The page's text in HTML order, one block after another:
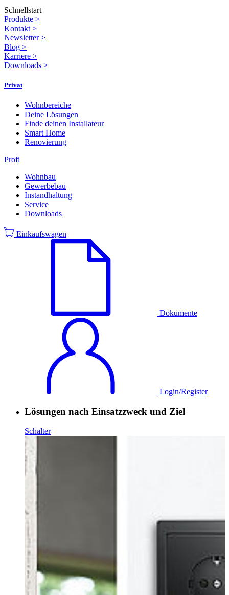
Schnellstart
Produkte >
Kontakt >
Newsletter>
Blog >
Karriere >
Downloads >
Privat
Wohnbereiche
Deine Lösungen
Finde deinen Installateur
Smart Home
Renovierung
Profi
Wohnbau
Gewerbebau
Instandhaltung
Service
Downloads
Einkaufswagen
Dokumente
Login/Register
Lösungen nach Einsatzzweck und Ziel
Schalter